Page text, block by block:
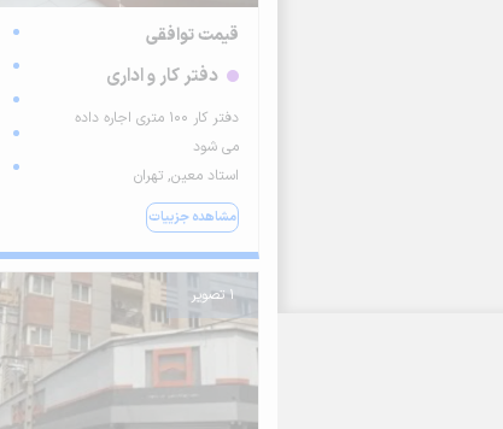
قیمت توافقی
دفتر کار و اداری
دفتر کار ۱۰۰ متری اجاره داده
می شود
استاد معین, تهران
مشاهده جزییات
1 تصویر